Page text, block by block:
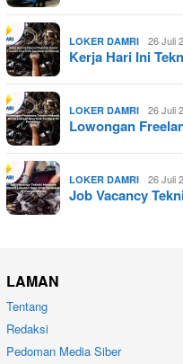
LOKER DAMRI 26 Juli
Kerja Hari Ini
LOKER DAMRI 26 Juli
Lowongan
LOKER DAMRI 26 Juli
Job Vacancy
LAMAN
Tentang
Redaksi
Pedoman Media Siber